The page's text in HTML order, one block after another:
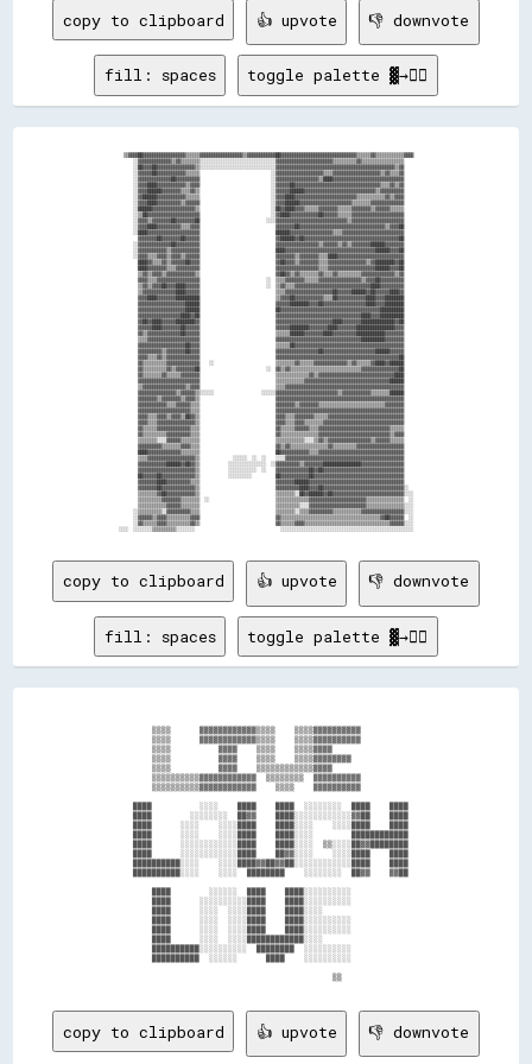
copy to clipboard 👍 upvote 👎 downvote
fill: spaces toggle palette ▓→✊🏽
  ▒▒▓▓▓▓██▓▓▓▓▓▓▓▓▓▓▓▓▓▓▓▓▓▓▒▒▒▒▒▒▓▓▓▓▓▓▓▓▓▓▓▓▓▓▓▓▓▓▒▒▓▓▓▓▓▓▓▓▓▓▓▓██▓▓▓▓▓▓▓▓▓▓▓▓▓▓▓▓▓▓▓▓▓▓▓▓▓▓▓▓▓▓▓▓▒▒▒▒▒▒▓▓▒▒▒▒▒▒▒▒▒▒▒▒▓▓▓▓
      ░░▓▓▓▓▓▓▓▓▓▓▓▓▓▓▒▒▓▓▒▒▒▒▒▒▒▒░░░░░░░░░░░░░░░░░░░░░░░░░░░░░░░░▓▓▓▓▓▓▓▓▓▓▓▓▓▓▓▓▓▓▓▓▓▓▓▓▒▒▒▒▒▒▒▒▒▒▓▓▒▒▒▒▒▒▒▒▒▒▒▒▒▒▒▒▒▒
      ░░██▓▓▓▓██▓▓▓▓▓▓▓▓▓▓▓▓▓▓▓▓▒▒░░░░░░░░░░░░░░░░░░░░░░░░░░░░░░░░▓▓▓▓▓▓▓▓▓▓▓▓▓▓▓▓▓▓▓▓▓▓▓▓▓▓▓▓▓▓▓▓▓▓▓▓▓▓▓▓▓▓▓▓▓▓▓▓▓▓▒▒▓▓
      ░░▓▓▓▓▓▓██▓▓▓▓▓▓▓▓▓▓▓▓▒▒▒▒▒▒                              ░░▓▓▓▓▓▓▓▓▓▓▓▓▓▓▓▓▓▓▓▓▒▒▒▒▓▓▓▓▓▓▓▓▓▓▓▓▓▓▓▓▓▓▓▓▒▒▓▓▒▒▒▒▓▓
      ░░▓▓▓▓▓▓▓▓▓▓▓▓▓▓██▓▓▓▓▓▓▓▓▓▓                              ░░▓▓▓▓▓▓▓▓▓▓▓▓▓▓▓▓▓▓▒▒████▓▓▓▓▓▓▓▓▓▓▓▓▓▓▓▓▓▓▓▓▓▓▓▓▓▓▓▓▓▓
      ░░▓▓▓▓████▓▓▓▓▓▓▓▓▓▓▓▓▒▒▓▓▓▓                              ░░▓▓▓▓▓▓██▓▓▓▓▓▓▓▓▓▓▓▓▓▓▓▓▓▓▓▓▓▓▓▓▓▓▓▓▓▓▓▓▓▓▓▓▒▒▒▒▓▓▒▒▓▓
      ░░▓▓▓▓██████▓▓▓▓▓▓▓▓▒▒▒▒▓▓▒▒                              ░░▓▓▓▓▓▓██████▓▓▓▓▓▓▓▓▓▓▓▓▓▓▓▓▓▓▓▓▓▓▓▓▓▓▓▓▓▓▒▒▓▓▓▓▓▓▓▓▓▓
      ░░▓▓██████▓▓▓▓▓▓▓▓▓▓▓▓▒▒▒▒▒▒                              ░░▓▓▓▓████▓▓▓▓▓▓▓▓▓▓▓▓▓▓▓▓▓▓▓▓▓▓▓▓▓▓▒▒▒▒▒▒▒▒▒▒▒▒▓▓▒▒▓▓▓▓
      ░░▓▓▓▓████▓▓▓▓▓▓▓▓▓▓▒▒▓▓▓▓▓▓                              ░░▓▓▓▓██████▓▓▓▓▓▓▓▓▓▓▓▓▓▓▓▓▓▓▓▓▓▓▒▒▒▒▒▒▒▒▓▓▓▓▓▓▓▓▓▓▓▓▓▓
      ░░██████▓▓▓▓▓▓▓▓▓▓▓▓▓▓▓▓▓▓▒▒                              ░░██▓▓████▓▓▓▓▒▒▒▒▒▒▓▓▓▓▓▓▓▓▒▒▒▒▒▒▓▓▓▓▓▓▓▓▒▒▓▓▓▓▓▓▒▒▒▒▒▒
      ░░▒▒██▓▓▓▓▓▓▓▓▓▓▓▓▓▓▓▓▓▓▓▓▓▓                              ░░▓▓████▓▓▓▓▓▓▓▓▓▓▓▓██▓▓▓▓▓▓▒▒▒▒▒▒▓▓▓▓▓▓▓▓▓▓▓▓▓▓▓▓▓▓▓▓▓▓
      ░░▓▓▓▓▒▒▓▓▓▓▓▓▓▓██▓▓▓▓▓▓▓▓██                            ░░░░▓▓▓▓▓▓▓▓▓▓▓▓▓▓▓▓▓▓▓▓▓▓▓▓▓▓▓▓▓▓▒▒▓▓▓▓▓▓▓▓▓▓▓▓▓▓▓▓▓▓▓▓▓▓
      ░░▓▓▓▓████▓▓▓▓▓▓▓▓▓▓▒▒▒▒▓▓▓▓                                ▓▓▓▓▓▓▓▓██▓▓▓▓▓▓▓▓▓▓▓▓▓▓▓▓▓▓▓▓▓▓▓▓▓▓▓▓▓▓▓▓▓▓▓▓▒▒▓▓▓▓██
      ░░████▓▓▓▓▓▓▓▓▓▓▓▓▓▓▓▓▓▓▓▓▓▓                                ██████▓▓▓▓▓▓▓▓▓▓▓▓▓▓▓▓▓▓▒▒▒▒▓▓▓▓▓▓▓▓▓▓▓▓▓▓▓▓▓▓▓▓▓▓▓▓▓▓
        ▓▓▓▓▓▓▓▓██▓▓▓▓▓▓▓▓██▓▓▓▓▓▓                                ▓▓██████▓▓██▓▓▓▓▓▓▓▓▓▓▓▓▓▓▓▓▓▓▓▓▓▓▓▓▓▓▓▓▓▓▓▓▓▓▓▓▓▓▓▓██
      ░░▓▓▓▓▓▓▓▓▓▓▓▓▓▓██▓▓▓▓▓▓▓▓▓▓                                ▓▓▓▓▓▓▓▓▓▓▓▓▓▓▓▓▓▓▒▒▓▓▓▓▓▓▒▒▓▓▒▒▓▓▓▓▓▓▓▓██████▓▓▓▓▓▓▓▓
      ░░▓▓▓▓▓▓▓▓▓▓▓▓▒▒▓▓▓▓▓▓▓▓▓▓▓▓                                ████▓▓▓▓▓▓▓▓▓▓▓▓▓▓▓▓▓▓▓▓▓▓▓▓▓▓▓▓▓▓▓▓▓▓▓▓▓▓██████▓▓▓▓██
      ░░▓▓▓▓▒▒▒▒▓▓▓▓▒▒▓▓▓▓▒▒▓▓▓▓▓▓                                ▓▓▓▓▓▓▓▓▒▒▓▓▓▓▓▓▓▓▒▒▒▒████▓▓▓▓▓▓▓▓▓▓▓▓▓▓▓▓▓▓▓▓▓▓▓▓▓▓▓▓
        ████▓▓▒▒▒▒▓▓▒▒▓▓▓▓▓▓██▓▓▓▓                                ▓▓██▓▓▓▓▒▒▓▓▓▓▓▓▓▓▒▒▒▒▓▓▓▓▓▓▓▓▓▓▓▓▓▓▓▓▒▒▓▓████████▓▓██
        ████▓▓▓▓▓▓▓▓▒▒▒▒▓▓▓▓▓▓▓▓▓▓                                ▓▓▓▓▓▓▓▓▓▓▓▓▓▓▓▓▓▓▒▒▒▒▓▓▓▓▓▓▓▓▓▓▓▓▓▓▓▓▓▓▓▓██████▓▓▓▓██
        ▒▒▓▓▒▒▓▓▓▓▒▒▓▓▓▓▓▓▓▓▓▓▓▓▒▒                                ▓▓██▓▓▒▒▓▓▒▒▒▒▒▒▒▒▓▓▒▒▒▒▓▓▒▒▒▒▒▒▒▒▒▒▓▓▓▓▓▓▓▓▓▓▓▓▓▓▒▒▓▓
        ▓▓▓▓▒▒▒▒▓▓▓▓▓▓▓▓▓▓▓▓▓▓▓▓▓▓                            ░░  ▒▒▒▒▓▓▓▓▓▓▓▓▒▒▒▒▒▒▓▓▓▓▓▓▓▓▓▓▓▓▓▓▓▓▓▓▒▒▓▓▓▓██▓▓▓▓▓▓▓▓▓▓
        ▒▒▓▓▒▒▓▓▓▓██▓▓▓▓████▓▓▓▓▓▓                            ░░  ▒▒▓▓▒▒▒▒▓▓▓▓▓▓▓▓▓▓▓▓▓▓▓▓▓▓▓▓▓▓▓▓▓▓▓▓▓▓▓▓████▓▓▓▓▓▓▓▓▓▓
        ▒▒▓▓▓▓▓▓▓▓▓▓▓▓▓▓████▓▓▓▓▓▓                                ▒▒▒▒▓▓▓▓▓▓▓▓▓▓▓▓▓▓▓▓▓▓▓▓██▓▓▓▓▓▓██████▓▓██▓▓▓▓▓▓████▓▓
        ▓▓▓▓████▓▓▓▓▓▓▓▓██████████                                ▒▒▓▓▓▓██▓▓▓▓▓▓▓▓▓▓▓▓▒▒▒▒██▓▓▓▓▓▓▓▓▓▓▓▓████▓▓▓▓████████
        ▓▓▓▓▓▓▓▓▓▓▓▓▓▓▓▓▓▓▓▓██████                                ▓▓▓▓▓▓████████▓▓▓▓██▓▓▓▓▓▓▓▓▓▓▓▓▓▓▓▓▓▓████▓▓▓▓████████
        ▓▓▓▓▓▓▓▓▓▓▓▓▓▓▓▓▓▓▓▓██████                                ██▓▓▓▓▓▓▓▓▓▓▓▓▓▓▓▓▓▓▓▓▓▓▓▓▓▓▓▓▓▓▓▓▓▓▓▓▓▓▓▓▓▓██████████
        ▓▓▓▓▓▓▓▓▓▓▓▓▓▓▓▓▓▓████▓▓██                                ▓▓▓▓▓▓▓▓▓▓▓▓▓▓▓▓▓▓▓▓▓▓▓▓▓▓▓▓▓▓▓▓▓▓▓▓████▓▓▓▓██████████
        ▓▓██▓▓████▓▓▓▓▓▓████████▓▓                                ▓▓▓▓▓▓▓▓▓▓▓▓▓▓▓▓▓▓▓▓▓▓▓▓████▓▓▓▓▓▓▓▓██████████████▓▓██
        ▓▓▓▓▓▓████▓▓▓▓▓▓▓▓██▓▓▓▓▓▓                                ▓▓▓▓▓▓████████▓▓▓▓▓▓▓▓████▓▓▓▓▓▓▓▓████████████████▓▓▓▓
        ▓▓▒▒▓▓▓▓▓▓▓▓▓▓▓▓▓▓██▓▓▓▓▓▓                                ▒▒▒▒▒▒██████▓▓▓▓▓▓▓▓████▓▓▓▓▓▓▓▓▓▓████████████▓▓▓▓▓▓▓▓
        ▒▒▒▒▓▓▓▓▓▓▓▓▓▓▓▓▓▓▓▓▓▓▓▓▓▓                                ▓▓▓▓▓▓▓▓▓▓▓▓▓▓▓▓▓▓▓▓▓▓▓▓▓▓▓▓▓▓▓▓▓▓▓▓██████████▓▓▓▓▓▓▓▓
        ▓▓▓▓▓▓▓▓▓▓▓▓▓▓▓▓▓▓▓▓██▓▓▓▓                                ▒▒▒▒▒▒██▓▓▓▓▓▓▓▓▓▓▓▓▓▓▓▓▓▓▓▓▓▓▓▓▓▓▓▓▓▓▓▓▓▓▓▓▓▓▓▓▓▓▓▓▓▓
        ▓▓▓▓▓▓▓▓▓▓▒▒▓▓▓▓▓▓▓▓██▓▓▓▓                                ▓▓▓▓▓▓▓▓▓▓▓▓▓▓▓▓▓▓██▓▓▓▓▓▓▓▓▓▓▓▓▓▓▓▓▓▓▓▓▓▓██████▓▓▓▓▓▓
        ▓▓▓▓▒▒▒▒▓▓▒▒▓▓▓▓▓▓▓▓▓▓▓▓▓▓                                ▓▓▓▓▓▓▓▓▓▓▓▓▓▓▓▓▓▓▓▓▓▓▓▓▓▓▓▓▓▓▓▓▓▓▓▓▓▓▓▓▓▓▓▓▓▓▓▓▓▓▓▓██
        ▓▓▒▒▒▒▒▒▒▒▒▒▓▓▓▓▓▓▓▓▓▓▓▓▓▓    ░░                          ▒▒▒▒▒▒▒▒▓▓▒▒▒▒▒▒▓▓▓▓▓▓▓▓▓▓▓▓▓▓▒▒▓▓▒▒▒▒▒▒▓▓████▓▓██████
        ▓▓▒▒▒▒▒▒▒▒▒▒▓▓▒▒▓▓▓▓▓▓▓▓██                            ░░  ▓▓▒▒▓▓▒▒▒▒▒▒▒▒▒▒▒▒▒▒▒▒▒▒▒▒▒▒▒▒▒▒▒▒▒▒▓▓▓▓▓▓▓▓▓▓▓▓▓▓▓▓██
        ▓▓▒▒▒▒▒▒▒▒▓▓▒▒▒▒▒▒▓▓▓▓▓▓▓▓                                ▒▒▒▒▒▒▒▒▒▒▒▒▒▒▓▓▒▒▓▓▓▓▓▓▓▓▓▓▓▓▓▓▓▓▓▓▓▓▓▓▓▓▓▓▓▓▓▓▓▓████
        ▓▓▓▓▓▓▓▓▓▓▓▓▓▓▓▓▓▓▓▓▓▓▓▓▓▓                                ▒▒▒▒▒▒▒▒▒▒▒▒▓▓▓▓▓▓▓▓▓▓▓▓▓▓▓▓▓▓▓▓▓▓▓▓▓▓▓▓▓▓▓▓▓▓▓▓██████
        ▒▒▓▓▓▓▓▓▓▓▓▓▓▓▓▓▓▓▓▓▒▒▓▓▓▓                                ▒▒▒▒▓▓▓▓▓▓▓▓▓▓▓▓▓▓▓▓▓▓▓▓▓▓▓▓▓▓▓▓▓▓▓▓▓▓▓▓▓▓▓▓▓▓▓▓▓▓▓▓▓▓
        ▓▓▓▓▓▓▓▓▓▓▓▓▓▓▓▓▒▒▓▓▓▓▓▓▒▒░░░░░░                    ░░░░░░▓▓▓▓▓▓▓▓▓▓▓▓▓▓▓▓▓▓▓▓▓▓▓▓▓▓▒▒▓▓▓▓▓▓▓▓▓▓▓▓▒▒▒▒▒▒▒▒██████
        ▓▓▓▓▓▓▓▓▒▒▓▓▓▓▓▓▓▓▒▒▓▓▓▓▒▒                                ▓▓▓▓▓▓▓▓▓▓▓▓▓▓▓▓▓▓▓▓▓▓▓▓▓▓▓▓▓▓▓▓▓▓▓▓▓▓▓▓▓▓▓▓▓▓▓▓▓▓▓▓▓▓
        ▓▓▓▓▓▓▓▓▓▓▓▓▒▒▒▒▓▓▓▓▓▓▒▒▒▒                                ▓▓▓▓▓▓▓▓▒▒▓▓▓▓▓▓▓▓▒▒▒▒▒▒▒▒▒▒▒▒▒▒▒▒▒▒▒▒▒▒▒▒▒▒▒▒▓▓▓▓▓▓▓▓
        ▓▓▓▓▓▓▓▓▓▓▓▓▓▓▓▓▓▓▓▓▓▓▒▒▒▒                                ▓▓▓▓▓▓▓▓▓▓▓▓▓▓▓▓▓▓▓▓▓▓▓▓▓▓▓▓▓▓▓▓▓▓▓▓▓▓▓▓▓▓▓▓▓▓▓▓▓▓▓▓▓▓
        ▓▓▓▓▒▒▒▒▓▓▓▓▒▒▓▓▓▓▒▒██▓▓▒▒                                ▓▓▓▓▒▒▒▒▓▓▓▓▓▓▓▓▒▒▒▒▒▒▓▓▓▓▓▓▓▓▓▓▓▓▓▓▓▓▓▓▓▓▓▓▓▓▓▓▓▓▓▓▓▓
        ▓▓▓▓▒▒▒▒▓▓▓▓▓▓▓▓▓▓▓▓▓▓▓▓▒▒                                ▓▓▓▓▒▒▒▒▓▓▓▓▒▒▒▒▒▒▒▒▓▓▓▓▓▓▓▓▓▓▓▓▓▓▓▓▓▓▓▓▓▓▓▓▓▓▓▓▓▓▓▓▓▓
        ▓▓▒▒▒▒▒▒▓▓▓▓▓▓▓▓▓▓▓▓▓▓▒▒▒▒                                ▓▓▒▒▒▒▒▒▓▓▓▓▓▓▒▒▒▒▓▓▓▓▓▓▓▓▓▓▓▓▓▓▓▓▓▓▓▓▓▓▓▓▓▓▓▓▓▓▒▒▒▒▒▒
        ▓▓▒▒▒▒▒▒▒▒▒▒▓▓▓▓▓▓▓▓▓▓▒▒▒▒                                ▓▓▒▒▒▒▒▒▒▒▒▒▒▒▒▒▒▒▓▓▓▓▓▓▓▓▓▓▓▓▓▓▓▓▓▓▓▓▓▓▓▓▓▓▓▓▓▓▒▒▓▓▓▓
        ▒▒▒▒▒▒▒▒░░░░▓▓▓▓▓▓▒▒▒▒▒▒▒▒                                ▒▒▒▒▒▒▒▒▒▒▒▒░░░░▒▒▓▓▒▒▓▓▓▓▓▓▓▓▓▓▓▓▓▓▓▓▓▓▒▒▓▓▓▓▓▓▒▒▒▒▒▒
        ▓▓▓▓▓▓▓▓▓▓▒▒▒▒▒▒▒▒▓▓▓▓▒▒▒▒                                ▓▓▒▒▓▓▒▒▒▒▒▒▒▒▒▒▒▒▒▒▒▒▓▓▒▒▒▒▒▒▒▒▒▒▓▓▓▓▓▓▓▓▓▓▓▓▓▓▓▓▓▓▓▓
        ████▓▓▓▓▓▓▓▓▓▓▓▓▓▓▒▒▒▒▒▒▒▒                                ██▓▓▓▓▓▓▓▓▓▓▓▓▒▒▒▒▓▓▓▓▓▓▓▓▓▓▓▓▓▓▓▓▓▓▓▓▓▓▓▓▓▓▓▓▓▓▓▓▓▓▓▓
        ▒▒▒▒▓▓▓▓▓▓▓▓▓▓▓▓▓▓▓▓▓▓▓▓▒▒              ░░░░░░  ░░  ░░    ░░░░▓▓▓▓▓▓▓▓▓▓▓▓▓▓▓▓▓▓▓▓▓▓▓▓▓▓▓▓▓▓▓▓▓▓▓▓▓▓▓▓▓▓▓▓▓▓▓▓▓▓
        ▓▓▓▓▓▓▓▓▓▓▓▓██████▓▓██▓▓▒▒            ░░░░░░░░░░░░░░░░  ░░▓▓▓▓▓▓▓▓▓▓▒▒▓▓▓▓▓▓▓▓████████████████▓▓▓▓▓▓▓▓▓▓▓▓▓▓▓▓▓▓
        ▓▓▓▓▓▓▓▓▓▓▓▓▓▓▓▓▓▓▓▓▓▓▓▓▒▒            ░░░░░░░░░░░░  ░░    ▓▓▓▓▓▓▓▓▓▓▓▓▓▓██▓▓██▓▓▓▓▓▓▓▓▓▓▓▓▓▓▓▓▓▓▓▓▓▓▓▓▓▓▓▓▓▓▓▓▓▓
        ██▓▓▓▓▓▓██▓▓▓▓▓▓▓▓▓▓▓▓▓▓▒▒            ░░░░░░░░░░          ██▓▓▓▓▓▓▓▓▓▓▓▓██▓▓▓▓▓▓▓▓▓▓▓▓▓▓▓▓▓▓▓▓▓▓▓▓▓▓▓▓▓▓▓▓▓▓▓▓▓▓
        ▓▓▓▓▓▓▓▓████▓▓▓▓▓▓▓▓▓▓▒▒▒▒                                ▓▓▓▓▓▓▓▓██████▓▓▓▓▓▓▓▓▓▓▓▓▓▓▓▓▓▓▓▓▓▓▓▓▓▓▓▓▓▓▓▓▓▓▓▓▓▓▓▓
        ▓▓▓▓▓▓▓▓██▓▓▓▓▓▓▓▓▓▓▓▓▓▓▒▒                                ▓▓▓▓▓▓▓▓▓▓████▓▓▓▓██▓▓▓▓▓▓▓▓▓▓▓▓▓▓▓▓▓▓▓▓▓▓▓▓▓▓▓▓▓▓▓▓▓▓░░
        ▒▒▒▒▒▒▒▒▓▓██▓▓▓▓▓▓▓▓▓▓▓▓▒▒                                ▒▒▒▒▒▒▒▒░░██▓▓██████▓▓██▓▓▓▓▓▓▓▓▓▓▓▓▓▓▓▓▓▓▓▓▓▓▓▓▓▓▓▓▓▓░░░░
        ▒▒▒▒▒▒▒▒▒▒▓▓▓▓▓▓▓▓▒▒▒▒▒▒▒▒  ░░                            ▒▒▒▒▒▒▒▒▒▒▒▒▒▒▓▓▓▓▓▓▓▓▓▓▓▓▓▓▓▓▓▓▓▓▓▓▓▓▒▒▒▒▒▒▒▒▒▒▒▒▒▒▒▒  ░░
        ▒▒▒▒▒▒▒▒▒▒▒▒▓▓▓▓▓▓▒▒▒▒▒▒▒▒                                ▒▒▒▒▒▒▒▒▒▒░░░░▓▓▓▓▓▓▓▓▓▓▓▓▓▓▓▓▓▓▓▓▓▓▓▓▒▒▒▒▒▒▒▒▒▒▒▒▒▒▒▒░░░░
      ░░▒▒▒▒▒▒▒▒▒▒░░▓▓▓▓▓▓▓▓▓▓▒▒▒▒                                ▒▒▒▒▒▒▒▒░░▒▒▒▒▓▓▓▓▓▓▓▓▓▓▒▒▒▒▒▒▒▒▒▒▒▒▓▓▓▓▓▓▓▓▓▓▓▓▓▓▓▓▓▓░░░░
      ░░▓▓▓▓▓▓▒▒▓▓▓▓▒▒▒▒▒▒▒▒▒▒▓▓▓▓                                ▓▓▒▒▒▒▒▒▒▒▒▒▒▒▒▒▒▒▒▒▒▒▒▒▒▒▒▒▒▒▒▒▒▒▒▒▒▒▒▒▒▒▒▒▓▓██▓▓▓▓▓▓  ░░
      ░░▓▓▒▒▒▒▒▒▓▓▓▓▒▒▒▒▒▒▒▒▒▒▓▓▒▒                                ▓▓▒▒▒▒▒▒▓▓▓▓▒▒▒▒▒▒▒▒▒▒▒▒▒▒▒▒▒▒▒▒▒▒▒▒▒▒▒▒▒▒▒▒▒▒▒▒▓▓▓▓▓▓░░░░
copy to clipboard 👍 upvote 👎 downvote
fill: spaces toggle palette ▓→✊🏽
                    ▒▒▒▒      ▓▓▓▓▓▓▓▓▓▓▓▓▒▒▒▒    ▒▒▒▒▓▓▓▓▓▓▓▓▓▓
                    ▒▒▒▒      ▓▓▓▓▓▓▓▓▓▓▓▓▒▒▒▒    ▒▒▒▒▓▓▓▓▓▓▓▓▓▓
                    ▒▒▒▒          ▓▓▓▓    ▒▒▒▒    ▒▒▒▒▓▓▓▓
                    ▒▒▒▒          ▓▓▓▓    ▒▒▒▒    ▒▒▒▒▓▓▓▓▓▓▓▓
                    ▒▒▒▒          ▓▓▓▓    ▒▒▒▒▒▒▒▒▒▒▒▒▓▓▓▓
                    ▒▒▒▒▒▒▒▒▒▒▓▓▓▓▓▓▓▓▓▓▓▓  ▒▒▒▒▒▒▒▒  ▓▓▓▓▓▓▓▓▓▓
                    ▒▒▒▒▒▒▒▒▒▒▓▓▓▓▓▓▓▓▓▓▓▓    ▒▒▒▒    ▓▓▓▓▓▓▓▓▓▓
                ████          ░░░░    ████    ████  ░░░░░░░░  ████    ████
                ████        ░░░░░░░░  ██▓▓    ████░░░░░░░░░░░░▓▓██    ████
                ████      ░░░░    ░░░░████    ████░░░░    ░░░░████    ████
                ████      ░░░░    ░░░░████    ████░░░░        ████████████
                ████      ░░░░░░░░░░░░████    ████░░░░  ▒▒░░░░██▓▓████████
                ████      ░░░░░░░░░░░░████    ██▓▓░░░░    ░░░░████    ████
                ██████████░░░░    ░░░░████▓▓██▓▓██░░░░░░░░░░░░████    ████
                ██████████░░░░    ░░░░  ████████    ░░░░░░░░  ██▓▓    ▓▓██
                    ████        ░░░░░░  ████    ████░░░░░░░░░░
                    ████      ░░░░░░░░░░████    ████░░░░░░░░░░
                    ████      ░░░░  ░░░░████    ████░░░░
                    ████      ░░░░  ░░░░████    ████░░░░░░░░░░
                    ████      ░░░░  ░░░░████    ████░░░░░░░░░░
                    ████      ░░░░  ░░░░████████████░░░░
                    ██████████░░░░░░░░░░  ████████  ░░░░░░░░░░
                    ██████████  ░░░░░░      ████    ░░░░░░░░░░
copy to clipboard 👍 upvote 👎 downvote